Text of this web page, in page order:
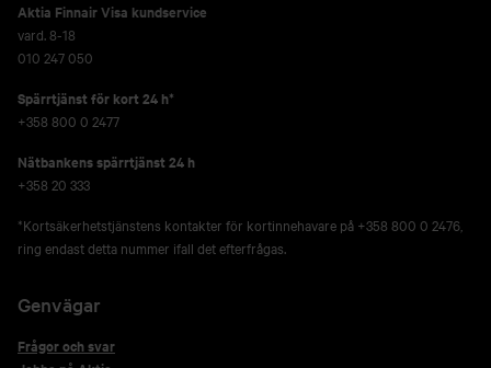
Aktia Finnair Visa kundservice
vard. 8-18
010 247 050
Spärrtjänst för kort 24 h*
+358 800 0 2477
Nätbankens spärrtjänst 24 h
+358 20 333
*Kortsäkerhetstjänstens kontakter för kortinnehavare på +358 800 0 2476,
ring endast detta nummer ifall det efterfrågas.
Genvägar
Frågor och svar